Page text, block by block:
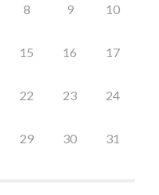
8 9 10
15 16 17
22 23 24
29 30 31